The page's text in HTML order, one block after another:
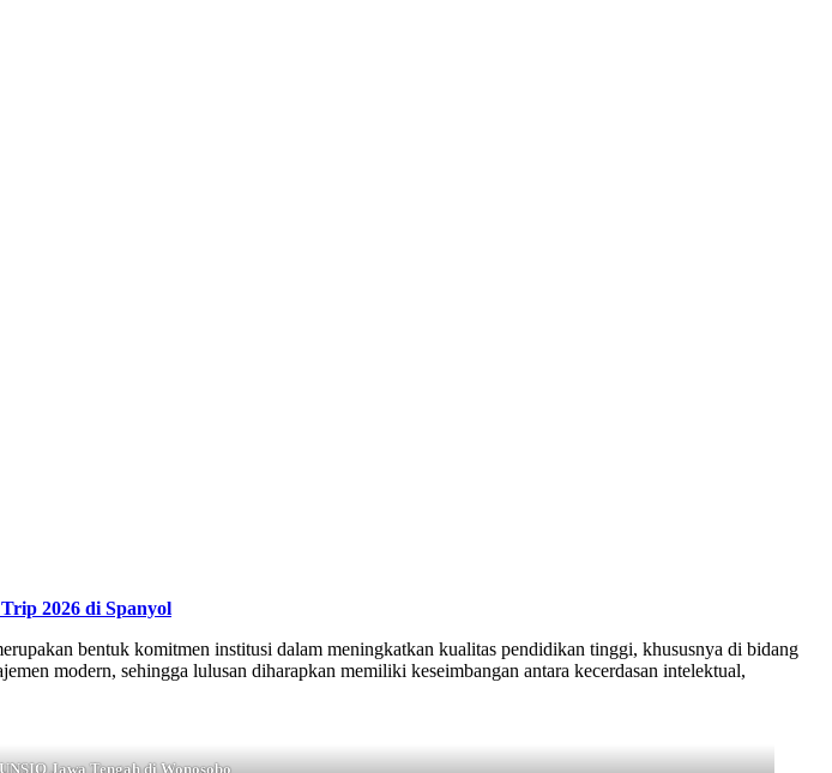
2026 di Spanyol
bentuk komitmen institusi dalam meningkatkan kualitas pendidikan tinggi, khususnya di bidang
modern, sehingga lulusan diharapkan memiliki keseimbangan antara kecerdasan intelektual,
Jawa Tengah di Wonosobo